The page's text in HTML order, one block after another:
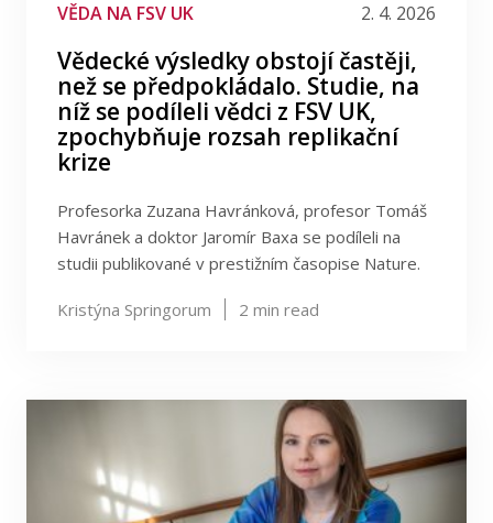
VĚDA NA FSV UK 2. 4. 2026
Vědecké výsledky obstojí častěji,
než se předpokládalo. Studie, na
níž se podíleli vědci z FSV UK,
zpochybňuje rozsah replikační
krize
Profesorka Zuzana Havránková, profesor Tomáš
Havránek a doktor Jaromír Baxa se podíleli na
studii publikované v prestižním časopise Nature.
Kristýna Springorum 2 min read